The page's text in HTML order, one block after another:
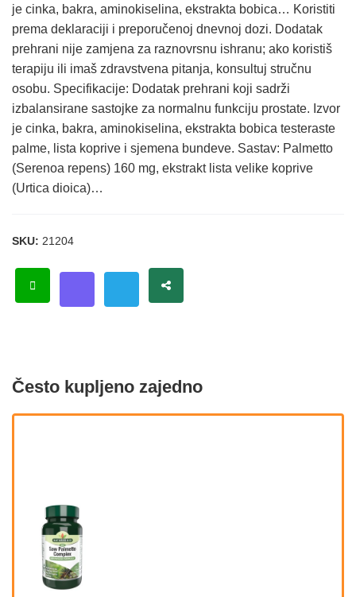
je cinka, bakra, aminokiselina, ekstrakta bobica… Koristiti
prema deklaraciji i preporučenoj dnevnoj dozi. Dodatak
prehrani nije zamjena za raznovrsnu ishranu; ako koristiš
terapiju ili imaš zdravstvena pitanja, konsultuj stručnu
osobu. Specifikacije: Dodatak prehrani koji sadrži
izbalansirane sastojke za normalnu funkciju prostate. Izvor
je cinka, bakra, aminokiselina, ekstrakta bobica testeraste
palme, lista koprive i sjemena bundeve. Sastav: Palmetto
(Serenoa repens) 160 mg, ekstrakt lista velike koprive
(Urtica dioica)…
SKU: 21204
Često kupljeno zajedno